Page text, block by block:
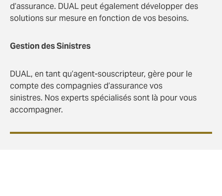
d’assurance. DUAL peut également développer des
solutions sur mesure en fonction de vos besoins.
Gestion des Sinistres
DUAL, en tant qu’agent-souscripteur, gère pour le
compte des compagnies d’assurance vos
sinistres. Nos experts spécialisés sont là pour vous
accompagner.